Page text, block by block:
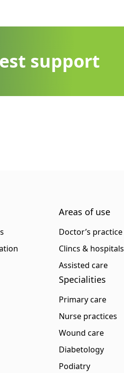
support
Areas of use
Doctor’s practice
Clincs & hospitals
Assisted care
Specialities
Primary care
Nurse practices
Wound care
Diabetology
Podiatry